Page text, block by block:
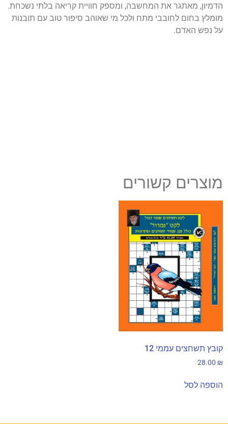
הדמיון, מאתגר את המחשבה, ומספק חוויית קריאה בלתי נשכחת.
מומלץ בחום לחובבי מתח ולכל מי שאוהב סיפור טוב עם תובנות
על נפש האדם.
מוצרים קשורים
קובץ תשחצים עממי 12
28.00 ₪
הוספה לסל